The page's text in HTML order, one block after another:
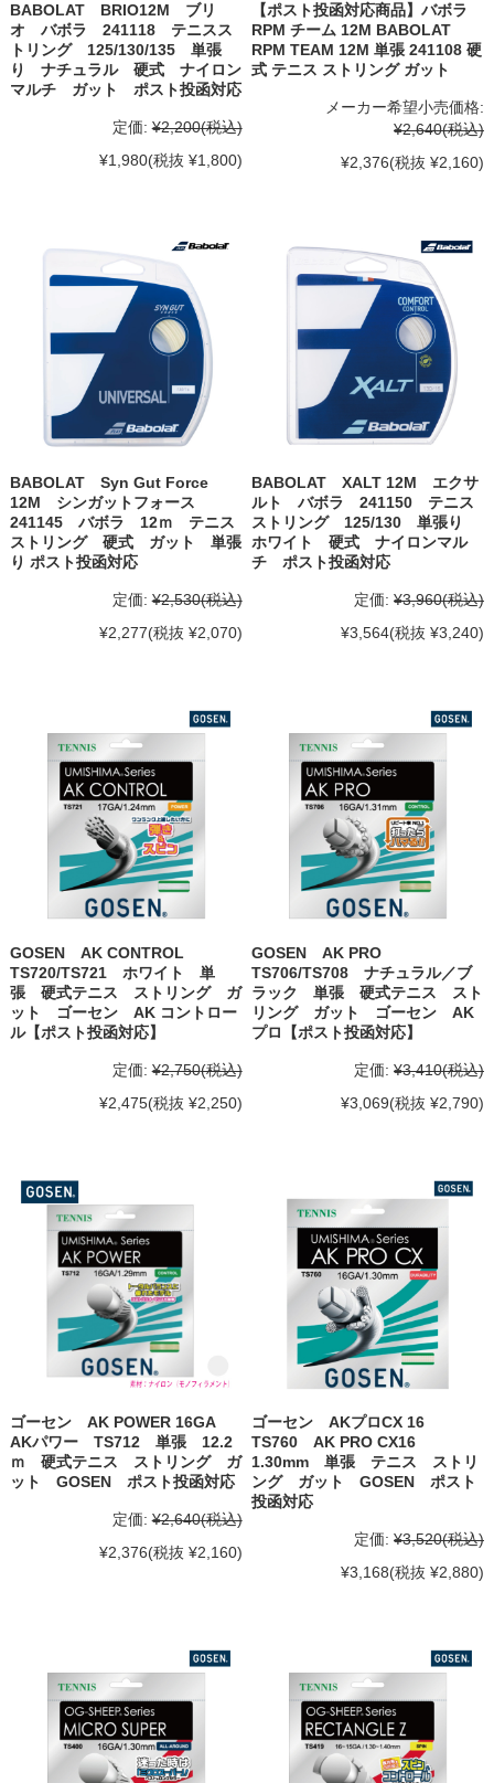
BABOLAT BRIO12M ブリ
オ バボラ 241118 テニスス
トリング 125/130/135 単張
り ナチュラル 硬式 ナイロン
マルチ ガット ポスト投函対応
定価: ¥2,200(税込)
¥1,980(税抜 ¥1,800)
【ポスト投函対応商品】バボラ
RPM チーム 12M BABOLAT
RPM TEAM 12M 単張 241108 硬
式 テニス ストリング ガット
メーカー希望小売価格:
¥2,640(税込)
¥2,376(税抜 ¥2,160)
BABOLAT Syn Gut Force
12M シンガットフォース
241145 バボラ 12ｍ テニス
ストリング 硬式 ガット 単張
り ポスト投函対応
定価: ¥2,530(税込)
¥2,277(税抜 ¥2,070)
BABOLAT XALT 12M エクサ
ルト バボラ 241150 テニス
ストリング 125/130 単張り
ホワイト 硬式 ナイロンマル
チ ポスト投函対応
定価: ¥3,960(税込)
¥3,564(税抜 ¥3,240)
GOSEN AK CONTROL
TS720/TS721 ホワイト 単
張 硬式テニス ストリング ガ
ット ゴーセン AK コントロー
ル【ポスト投函対応】
定価: ¥2,750(税込)
¥2,475(税抜 ¥2,250)
GOSEN AK PRO
TS706/TS708 ナチュラル／ブ
ラック 単張 硬式テニス スト
リング ガット ゴーセン AK
プロ【ポスト投函対応】
定価: ¥3,410(税込)
¥3,069(税抜 ¥2,790)
ゴーセン AK POWER 16GA
AKパワー TS712 単張 12.2
ｍ 硬式テニス ストリング ガ
ット GOSEN ポスト投函対応
定価: ¥2,640(税込)
¥2,376(税抜 ¥2,160)
ゴーセン AKプロCX 16
TS760 AK PRO CX16
1.30mm 単張 テニス ストリ
ング ガット GOSEN ポスト
投函対応
定価: ¥3,520(税込)
¥3,168(税抜 ¥2,880)